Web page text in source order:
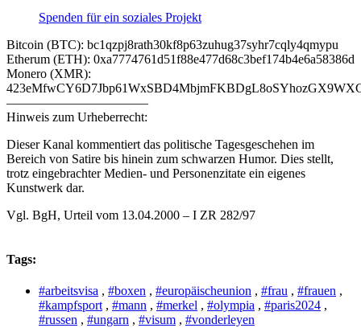
Spenden für ein soziales Projekt
Bitcoin (BTC): bc1qzpj8rath30kf8p63zuhug37syhr7cqly4qmypu
Etherum (ETH): 0xa7774761d51f88e477d68c3bef174b4e6a58386d
Monero (XMR):
———————————
Hinweis zum Urheberrecht:
Dieser Kanal kommentiert das politische Tagesgeschehen im
Bereich von Satire bis hinein zum schwarzen Humor. Dies stellt,
trotz eingebrachter Medien- und Personenzitate ein eigenes
Kunstwerk dar.
Vgl. BgH, Urteil vom 13.04.2000 – I ZR 282/97
Tags:
#arbeitsvisa , #boxen , #europäischeunion , #frau , #frauen ,
#kampfsport , #mann , #merkel , #olympia , #paris2024 ,
#russen , #ungarn , #visum , #vonderleyen